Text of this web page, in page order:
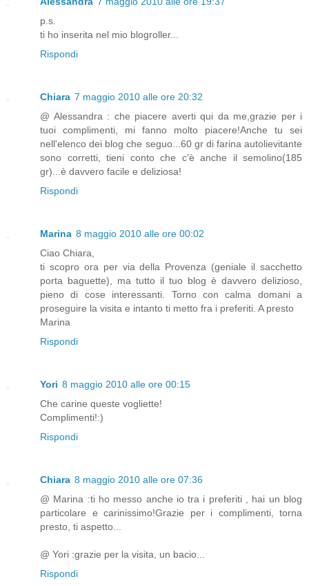
p.s.
ti ho inserita nel mio blogroller...
Rispondi
Chiara 7 maggio 2010 alle ore 20:32
@ Alessandra : che piacere averti qui da me,grazie per i
tuoi complimenti, mi fanno molto piacere!Anche tu sei
nell'elenco dei blog che seguo...60 gr di farina autolievitante
sono corretti, tieni conto che c'è anche il semolino(185
gr)...è davvero facile e deliziosa!
Rispondi
Marina 8 maggio 2010 alle ore 00:02
Ciao Chiara,
ti scopro ora per via della Provenza (geniale il sacchetto
porta baguette), ma tutto il tuo blog è davvero delizioso,
pieno di cose interessanti. Torno con calma domani a
proseguire la visita e intanto ti metto fra i preferiti. A presto
Marina
Rispondi
Yori 8 maggio 2010 alle ore 00:15
Che carine queste vogliette!
Complimenti!:)
Rispondi
Chiara 8 maggio 2010 alle ore 07:36
@ Marina :ti ho messo anche io tra i preferiti , hai un blog
particolare e carinissimo!Grazie per i complimenti, torna
presto, ti aspetto...
@ Yori :grazie per la visita, un bacio...
Rispondi